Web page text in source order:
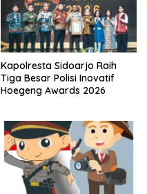
Kapolresta Sidoarjo Raih
Tiga Besar Polisi Inovatif
Hoegeng Awards 2026